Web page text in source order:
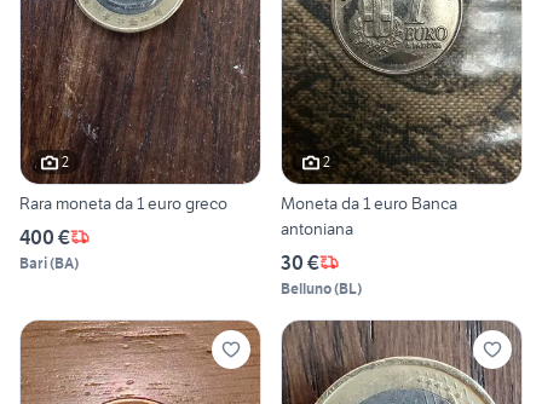
2
Rara moneta da 1 euro greco
400 €
Bari(BA)
2
Moneta da 1 euro Banca
antoniana
30 €
Belluno(BL)